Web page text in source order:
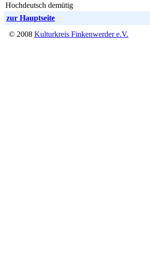
Hochdeutsch demütig
zur Hauptseite
© 2008 Kulturkreis Finkenwerder e.V.